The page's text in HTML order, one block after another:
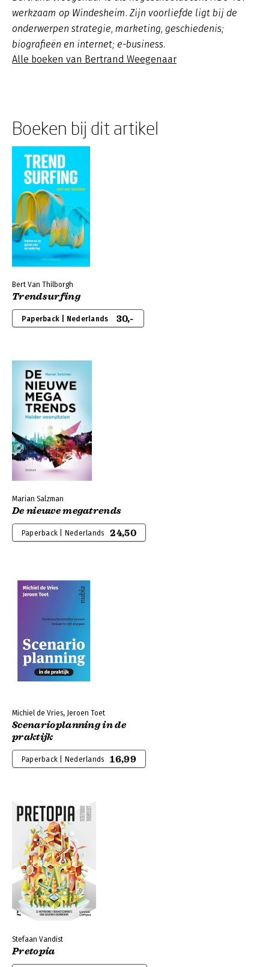
werkzaam op Windesheim. Zijn voorliefde ligt bij de
onderwerpen strategie, marketing, geschiedenis;
biografieën en internet; e-business.
Alle boeken van Bertrand Weegenaar
Boeken bij dit artikel
Bert Van Thilborgh
Trendsurfing
Paperback | Nederlands 30,-
Marian Salzman
De nieuwe megatrends
Paperback | Nederlands 24,50
Michiel de Vries, Jeroen Toet
Scenarioplanning in de
praktijk
Paperback | Nederlands 16,99
Stefaan Vandist
Pretopia